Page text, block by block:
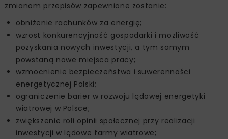
zmianom przepisów zapewnione zostanie:
obniżenie rachunków za energię;
wzrost konkurencyjność gospodarki i możliwość
pozyskania nowych inwestycji, a tym samym
powstaną nowe miejsca pracy;
wzmocnienie bezpieczeństwa i suwerenności
energetycznej Polski;
ograniczenie barier w rozwoju lądowej energetyki
wiatrowej w Polsce;
zwiększenie roli opinii społecznej przy realizacji
inwestycji w lądowe farmy wiatrowe;